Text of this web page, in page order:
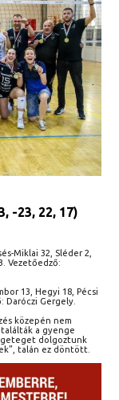
-23, 22, 17)
Miklai 32, Sléder 2,
Vezetőedző:
13, Hegyi 18, Pécsi
Daróczi Gergely.
közepén nem
a gyenge
dolgoztunk
talán ez döntött.